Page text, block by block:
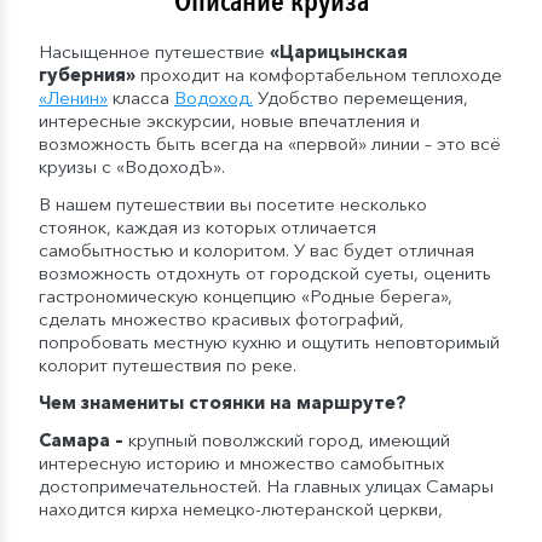
Насыщенное путешествие «Царицынская
губерния» проходит на комфортабельном теплоходе
«Ленин» класса Водоход. Удобство перемещения,
интересные экскурсии, новые впечатления и
возможность быть всегда на «первой» линии – это всё
круизы с «ВодоходЪ».
В нашем путешествии вы посетите несколько
стоянок, каждая из которых отличается
самобытностью и колоритом. У вас будет отличная
возможность отдохнуть от городской суеты, оценить
гастрономическую концепцию «Родные берега»,
сделать множество красивых фотографий,
попробовать местную кухню и ощутить неповторимый
колорит путешествия по реке.
Чем знамениты стоянки на маршруте?
Самара – крупный поволжский город, имеющий
интересную историю и множество самобытных
достопримечательностей. На главных улицах Самары
находится кирха немецко-лютеранской церкви,